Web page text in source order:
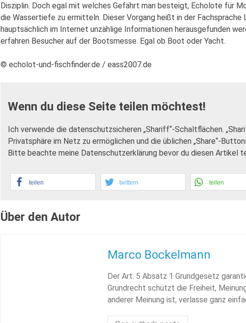
Disziplin. Doch egal mit welches Gefährt man besteigt, Echolote für
die Wassertiefe zu ermitteln. Dieser Vorgang heißt in der Fachsprache
hauptsächlich im Internet unzählige Informationen herausgefunden
erfahren Besucher auf der Bootsmesse. Egal ob Boot oder Yacht.
© echolot-und-fischfinder.de / eass2007.de
Wenn du diese Seite teilen möchtest!
Ich verwende die datenschutzsicheren „Shariff“-Schaltflächen.
Privatsphäre im Netz zu ermöglichen und die üblichen „Share“-
Bitte beachte meine Datenschutzerklärung bevor du diesen Artikel
teilen twittern teilen
Über den Autor
Marco Bockelmann
Der Art. 5 Absatz 1 Grundgesetz
Grundrecht schützt die Freiheit,
anderer Meinung ist, verlasse ganz